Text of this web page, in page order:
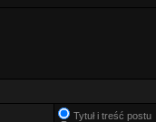
Tytuł i treść postu